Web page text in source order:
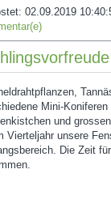
02.09.2019
Mini-
und
Vierteljahr unsere
Die Zeit